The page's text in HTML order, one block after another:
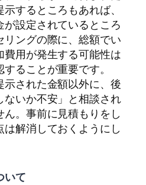
するところもあれば、
設定されているところ
リングの際に、総額でい
費用が発生する可能性は
ることが重要です。
された金額以外に、後
いか不安」と相談され
。事前に見積もりをし
解消しておくようにし
いて